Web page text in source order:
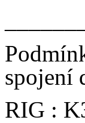
spojení
RIG :